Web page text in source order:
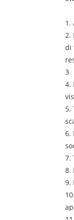
1.
2.
di
3
4.
5.
6.
7.
8.
9.